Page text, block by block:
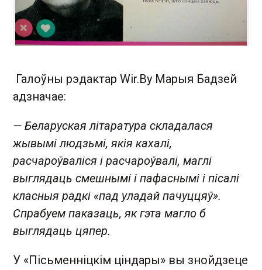
Галоўны рэдактар Wir.By Марыя Бадзей
адзначае:
— Беларуская літаратура складалася
жывымі людзьмі, якія кахалі,
расчароўваліся і расчароўвалі, маглі
выглядаць смешнымі і пафаснымі і пісалі
класныя радкі «пад уладай пачуццяў».
Спрабуем паказаць, як гэта магло б
выглядаць цяпер.
У «Пісьменніцкім ціндары» вы знойдзеце